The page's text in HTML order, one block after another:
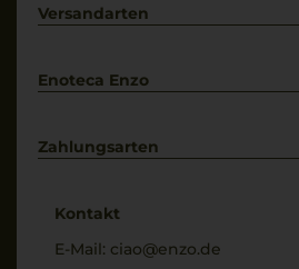
Kontakt
Versandarten
Enoteca Enzo
Bewertungs-Richtlinien
Zahlungsarten
Kontakt
E-Mail: ciao@enzo.de